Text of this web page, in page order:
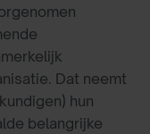
Dat neemt
hun
belangrijke